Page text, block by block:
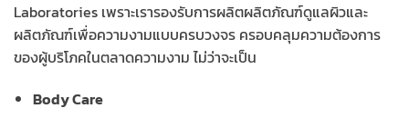
Laboratories เพราะเรารองรับการผลิตผลิตภัณฑ์ดูแลผิวและ
ผลิตภัณฑ์เพื่อความงามแบบครบวงจร ครอบคลุมความต้องการ
ของผู้บริโภคในตลาดความงาม ไม่ว่าจะเป็น
Body Care